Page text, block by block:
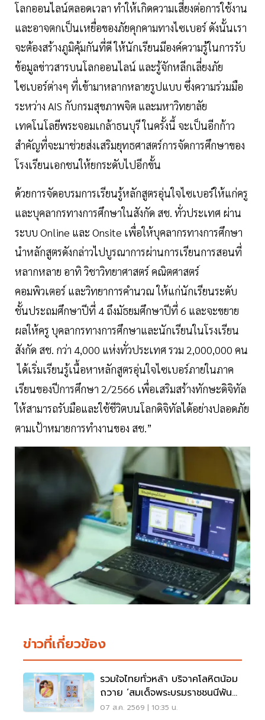
โลกออนไลน์ตลอดเวลา ทำให้เกิดความเสี่ยงต่อการใช้งาน
และอาจตกเป็นเหยื่อของภัยคุกคามทางไซเบอร์ ดังนั้นเรา
จะต้องสร้างภูมิคุ้มกันที่ดี ให้นักเรียนมีองค์ความรู้ในการรับ
ข้อมูลข่าวสารบนโลกออนไลน์ และรู้จักหลีกเลี่ยงภัย
ไซเบอร์ต่างๆ ที่เข้ามาหลากหลายรูปแบบ ซึ่งความร่วมมือ
ระหว่าง AIS กับกรมสุขภาพจิต และมหาวิทยาลัย
เทคโนโลยีพระจอมเกล้าธนบุรี ในครั้งนี้ จะเป็นอีกก้าว
สำคัญที่จะมาช่วยส่งเสริมยุทธศาสตร์การจัดการศึกษาของ
โรงเรียนเอกชนให้ยกระดับไปอีกขั้น
ด้วยการจัดอบรมการเรียนรู้หลักสูตรอุ่นใจไซเบอร์ให้แก่ครู
และบุคลากรทางการศึกษาในสังกัด สช. ทั่วประเทศ ผ่าน
ระบบ Online และ Onsite เพื่อให้บุคลากรทางการศึกษา
นำหลักสูตรดังกล่าวไปบูรณาการผ่านการเรียนการสอนที่
หลากหลาย อาทิ วิชาวิทยาศาสตร์ คณิตศาสตร์
คอมพิวเตอร์ และวิทยาการคำนวณ ให้แก่นักเรียนระดับ
ชั้นประถมศึกษาปีที่ 4 ถึงมัธยมศึกษาปีที่ 6 และจะขยาย
ผลให้ครู บุคลากรทางการศึกษาและนักเรียนในโรงเรียน
สังกัด สช. กว่า 4,000 แห่งทั่วประเทศ รวม 2,000,000 คน
ได้เริ่มเรียนรู้เนื้อหาหลักสูตรอุ่นใจไซเบอร์ภายในภาค
เรียนของปีการศึกษา 2/2566 เพื่อเสริมสร้างทักษะดิจิทัล
ให้สามารถรับมือและใช้ชีวิตบนโลกดิจิทัลได้อย่างปลอดภัย
ตามเป้าหมายการทำงานของ สช.”
ข่าวที่เกี่ยวข้อง
รวมใจไทยทั่วหล้า บริจาคโลหิตน้อม
ถวาย ‘สมเด็จพระบรมราชชนนีพันปี
หลวง’
07 ส.ค. 2569 | 10:35 น.